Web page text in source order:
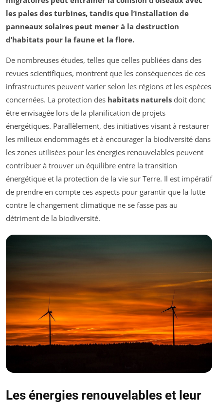
les pales des turbines, tandis que l’installation de
panneaux solaires peut mener à la destruction
d’habitats pour la faune et la flore.
De nombreuses études, telles que celles publiées dans des
revues scientifiques, montrent que les conséquences de ces
infrastructures peuvent varier selon les régions et les espèces
concernées. La protection des habitats naturels doit donc
être envisagée lors de la planification de projets
énergétiques. Parallèlement, des initiatives visant à restaurer
les milieux endommagés et à encourager la biodiversité dans
les zones utilisées pour les énergies renouvelables peuvent
contribuer à trouver un équilibre entre la transition
énergétique et la protection de la vie sur Terre. Il est impératif
de prendre en compte ces aspects pour garantir que la lutte
contre le changement climatique ne se fasse pas au
détriment de la biodiversité.
Les énergies renouvelables et leur